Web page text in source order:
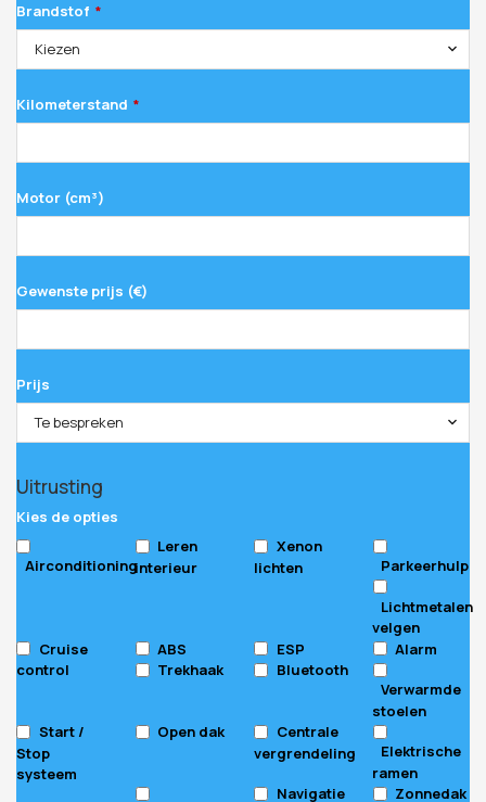
Brandstof *
Kiezen
Kilometerstand *
Motor (cm³)
Gewenste prijs (€)
Prijs
Te bespreken
Uitrusting
Kies de opties
Airconditioning
Leren
interieur
Xenon
lichten
Parkeerhulp
Lichtmetalen
velgen
Cruise
control
ABS ESP
Alarm
Trekhaak
Bluetooth
Verwarmde
stoelen
Start /
Stop
systeem
Open dak
Centrale
vergrendeling
Elektrische
ramen
Navigatie
Zonnedak